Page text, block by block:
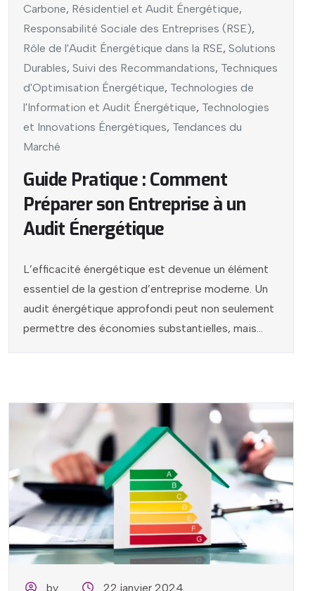
Carbone, Résidentiel et Audit Énergétique,
Responsabilité Sociale des Entreprises (RSE),
Rôle de l'Audit Énergétique dans la RSE, Solutions
Durables, Suivi des Recommandations, Techniques
d'Optimisation Énergétique, Technologies de
l'Information et Audit Énergétique, Technologies
et Innovations Énergétiques, Tendances du
Marché
Guide Pratique : Comment
Préparer son Entreprise à un
Audit Énergétique
L’efficacité énergétique est devenue un élément
essentiel de la gestion d’entreprise moderne. Un
audit énergétique approfondi peut non seulement
permettre des économies substantielles, mais...
by 22 janvier 2024